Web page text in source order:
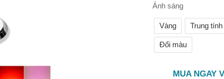
Ánh sáng
Vàng Trung tính
Đổi màu
MUA NGAY